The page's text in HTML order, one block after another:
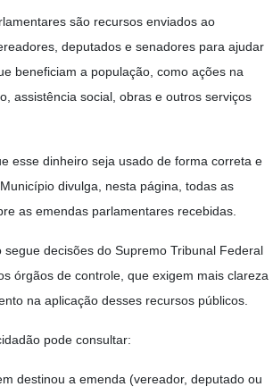
são recursos enviados ao
deputados e senadores para ajudar
beneficiam a população, como ações na
assistência social, obras e outros serviços
esse dinheiro seja usado de forma correta e
divulga, nesta página, todas as
as emendas parlamentares recebidas.
segue decisões do Supremo Tribunal Federal
órgãos de controle, que exigem mais clareza
na aplicação desses recursos públicos.
pode consultar:
destinou a emenda (vereador, deputado ou